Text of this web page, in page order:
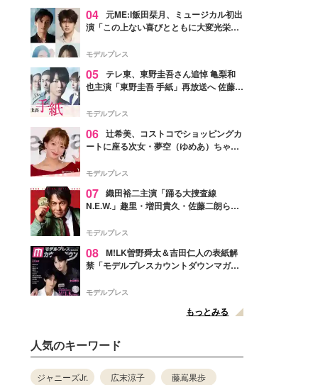
04 元ME:I飯田栞月、ミュージカル初出
演「この上ない喜びとともに大変光栄」
ャスト発表
モデルプレス
05 テレ東、東野圭吾さん追悼 亀梨和
也主演「東野圭吾 手紙」再放送へ 佐藤隆
モデルプレス
06 辻希美、コストコでショッピングカ
ートに座る次女・夢空（ゆめあ）ちゃん
ぎ」「成長を感じる」の声
モデルプレス
07 織田裕二主演「踊る大捜査線
N.E.W.」趣里・増田貴久・佐藤二朗ら新
徴する“謎のキーワード”も
モデルプレス
08 M!LK曽野舜太＆吉田仁人の表紙解
禁「モデルプレスカウントダウンマガジ
モデルプレス
もっとみる
人気のキーワード
ジャニーズJr. 広末涼子
藤嶌果歩